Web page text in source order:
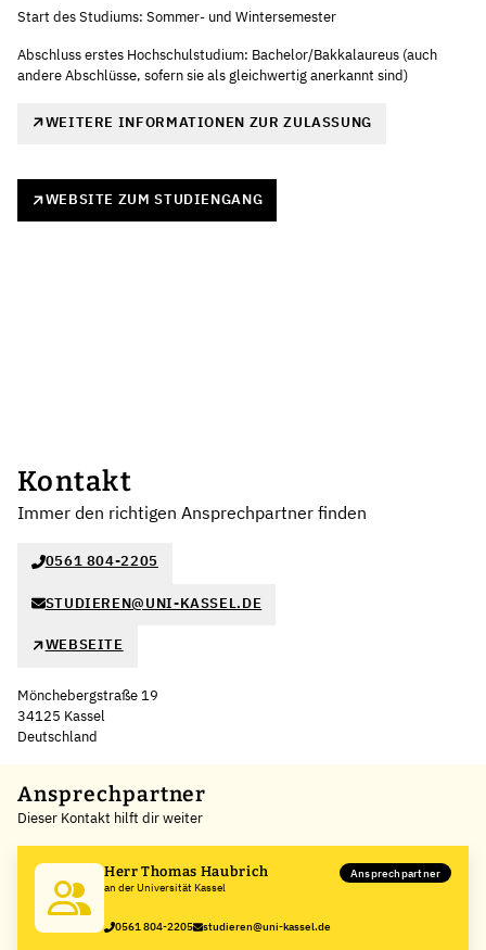
Start des Studiums: Sommer- und Wintersemester
Abschluss erstes Hochschulstudium: Bachelor/Bakkalaureus (auch
andere Abschlüsse, sofern sie als gleichwertig anerkannt sind)
WEITERE INFORMATIONEN ZUR ZULASSUNG
WEBSITE ZUM STUDIENGANG
Kontakt
Immer den richtigen Ansprechpartner finden
0561 804-2205
STUDIEREN@UNI-KASSEL.DE
WEBSEITE
Mönchebergstraße 19
34125 Kassel
Deutschland
+
−
Ansprechpartner
Dieser Kontakt hilft dir weiter
Herr Thomas Haubrich
an der Universität Kassel
Ansprechpartner
0561 804-2205 studieren@uni-kassel.de